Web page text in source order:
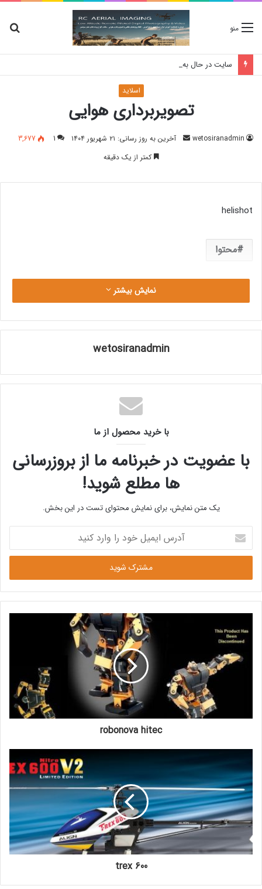
منو
اسلاید
تصویربرداری هوایی
wetosiranadmin
ارسالآخرین به روز رسانی: ۲۱ شهریور ۱۴۰۴ 1
3,677
کمتر از یک دقیقه
helishot
محتوا
نمایش بیشتر
wetosiranadmin
با خرید محصول از ما
با عضویت در خبرنامه ما از بروزرسانی
ها مطلع شوید!
یک متن نمایش، برای نمایش محتوای تست در این بخش.
آدرس
ایمیل
خود
وارد
کنید
robonova hitec
trex 600